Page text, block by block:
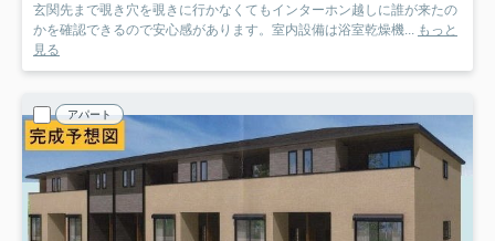
玄関先まで覗き穴を覗きに行かなくてもインターホン越しに誰が来たの
かを確認できるので安心感があります。室内設備は浴室乾燥機...
もっと
見る
アパート